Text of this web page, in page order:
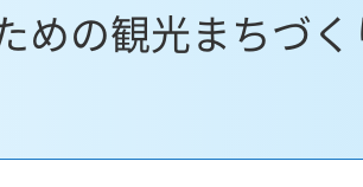
めの観光まちづ